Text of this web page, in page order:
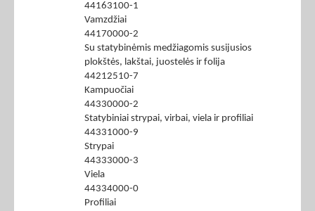
44163100-1
Vamzdžiai
44170000-2
Su statybinėmis medžiagomis susijusios
plokštės, lakštai, juostelės ir folija
44212510-7
Kampuočiai
44330000-2
Statybiniai strypai, virbai, viela ir profiliai
44331000-9
Strypai
44333000-3
Viela
44334000-0
Profiliai